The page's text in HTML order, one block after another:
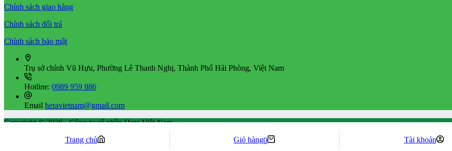
Trang chủ Giỏ hàng0 Tài khoản
Chính sách giao hàng
Chính sách đổi trả
Chính sách bảo mật
Trụ sở chính Vũ Hựu, Phường Lê Thanh Nghị, Thành Phố Hải Phòng, Việt Nam
Hotline: 0989 959 886
Email heravietnam@gmail.com
Copyright © 2026 - Công ty cổ phần Hera Việt Nam